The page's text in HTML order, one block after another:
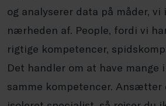
og analyserer data på måder, vi
nærheden af. People, fordi vi
rigtige kompetencer,
Det handler om at have mange
samme kompetencer. Ansætter